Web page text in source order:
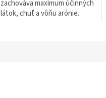
zachováva maximum účinných
látok, chuť a vôňu arónie.